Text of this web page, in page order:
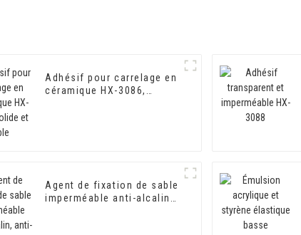
Adhésif pour carrelage en
céramique HX-3086,
Agent de fixation de sable
imperméable anti-alcalin,